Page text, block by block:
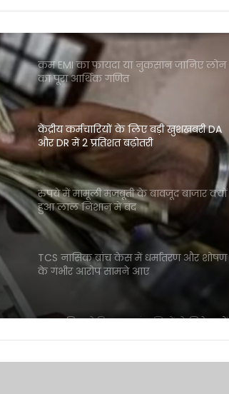
टूटा निफ्टी पर भी दबाव जारी
कम EMI का फायदा या नुकसान जानिए लोन
का पूरा आर्थिक गणित
केंद्रीय कर्मचारियों के लिए बड़ी खुशखबरी DA
और DR में 2 प्रतिशत बढ़ोतरी
रुपये में मामूली मजबूती के बावजूद बाजार क्यों
हुआ लाल निशान में बंद
TCS नासिक ब्रांच केस में धर्मांतरण और शोषण
के गंभीर आरोप सामने आए
बाजार गिरा लेकिन इन कंपनियों ने निवेशकों